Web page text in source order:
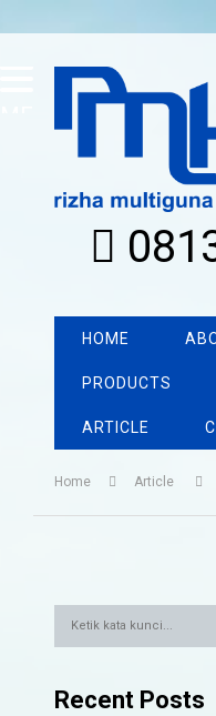
HOME
PRODUCTS
ARTICLE
Home Article
Recent Posts